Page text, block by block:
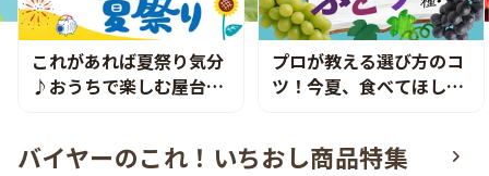
これがあれば夏祭り気分
♪おうちで楽しむ屋台グ
プロが教える選び方のコ
ツ！今夏、食べてほしい
バイヤーのこれ！いちおし商品特集